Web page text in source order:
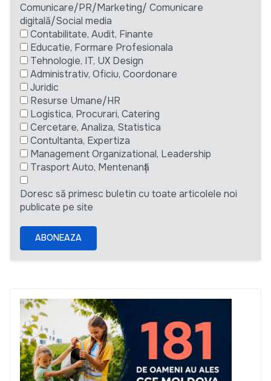
Comunicare/PR/Marketing/ Comunicare
digitală/Social media
Contabilitate, Audit, Finante
Educatie, Formare Profesionala
Tehnologie, IT, UX Design
Administrativ, Oficiu, Coordonare
Juridic
Resurse Umane/HR
Logistica, Procurari, Catering
Cercetare, Analiza, Statistica
Contultanta, Expertiza
Management Organizational, Leadership
Trasport Auto, Mentenanță
Doresc să primesc buletin cu toate articolele noi
publicate pe site
ABONEAZA